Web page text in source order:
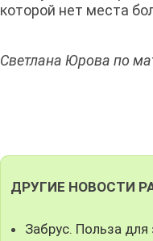
которой нет места
Светлана Юрова по
ДРУГИЕ НОВОСТИ
Забрус. Польза для